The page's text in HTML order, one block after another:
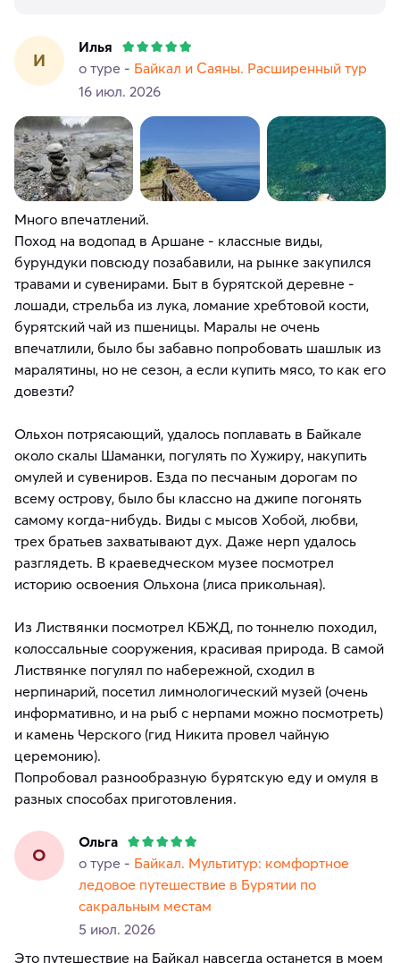
И
Илья
о туре - Байкал и Саяны. Расширенный тур
16 июл. 2026
Много впечатлений.
Поход на водопад в Аршане - классные виды,
бурундуки повсюду позабавили, на рынке закупился
травами и сувенирами. Быт в бурятской деревне -
лошади, стрельба из лука, ломание хребтовой кости,
бурятский чай из пшеницы. Маралы не очень
впечатлили, было бы забавно попробовать шашлык из
маралятины, но не сезон, а если купить мясо, то как его
довезти?
Ольхон потрясающий, удалось поплавать в Байкале
около скалы Шаманки, погулять по Хужиру, накупить
омулей и сувениров. Езда по песчаным дорогам по
всему острову, было бы классно на джипе погонять
самому когда-нибудь. Виды с мысов Хобой, любви,
трех братьев захватывают дух. Даже нерп удалось
разглядеть. В краеведческом музее посмотрел
историю освоения Ольхона (лиса прикольная).
Из Листвянки посмотрел КБЖД, по тоннелю походил,
колоссальные сооружения, красивая природа. В самой
Листвянке погулял по набережной, сходил в
нерпинарий, посетил лимнологический музей (очень
информативно, и на рыб с нерпами можно посмотреть)
и камень Черского (гид Никита провел чайную
церемонию).
Попробовал разнообразную бурятскую еду и омуля в
разных способах приготовления.
О
Ольга
о туре - Байкал. Мультитур: комфортное
ледовое путешествие в Бурятии по
сакральным местам
5 июл. 2026
Это путешествие на Байкал навсегда останется в моем